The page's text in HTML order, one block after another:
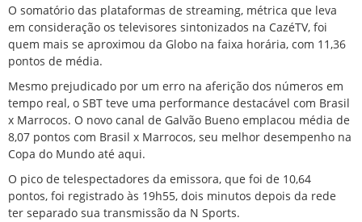
O somatório das plataformas de streaming, métrica que leva
em consideração os televisores sintonizados na CazéTV, foi
quem mais se aproximou da Globo na faixa horária, com 11,36
pontos de média.
Mesmo prejudicado por um erro na aferição dos números em
tempo real, o SBT teve uma performance destacável com Brasil
x Marrocos. O novo canal de Galvão Bueno emplacou média de
8,07 pontos com Brasil x Marrocos, seu melhor desempenho na
Copa do Mundo até aqui.
O pico de telespectadores da emissora, que foi de 10,64
pontos, foi registrado às 19h55, dois minutos depois da rede
ter separado sua transmissão da N Sports.